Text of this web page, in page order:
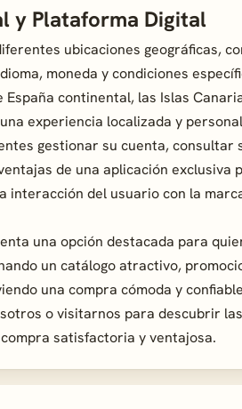
y Plataforma Digital
ubicaciones geográficas,
moneda y condiciones
continental, las Islas
experiencia localizada y
gestionar su cuenta, consultar
de una aplicación exclusiva
interacción del usuario con la
una opción destacada para
un catálogo atractivo,
una compra cómoda y
o visitarnos para descubrir
satisfactoria y ventajosa.